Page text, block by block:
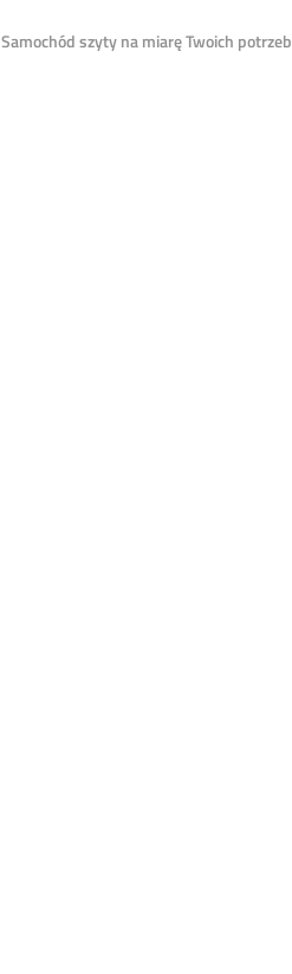
Samochód szyty na miarę Twoich potrzeb